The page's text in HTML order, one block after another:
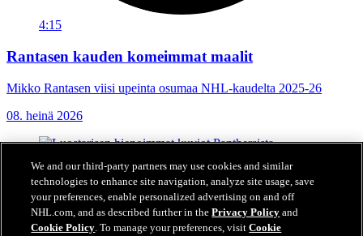
4:15
Rantasen kauden komeimmat maalit
Mikko Rantasen viisi upeinta osumaa NHL-kaudelta 2025-26
08. heinä 2026
We and our third-party partners may use cookies and similar
technologies to enhance site navigation, analyze site usage, save
your preferences, enable personalized advertising on and off
NHL.com, and as described further in thePrivacy Policy and
Cookie Policy. To manage your preferences, visitCookie